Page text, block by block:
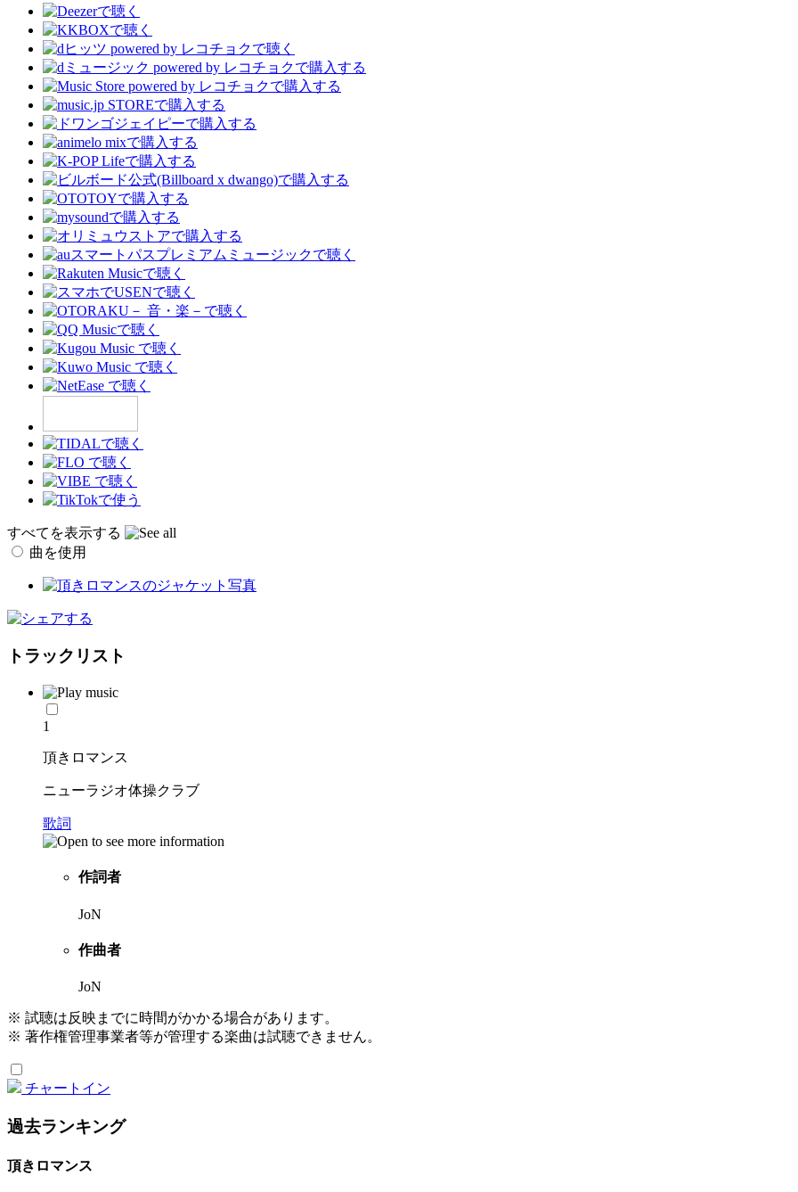
すべてを表示する
曲を使用
トラックリスト
1
頂きロマンス
ニューラジオ体操クラブ
歌詞
作詞者
JoN
作曲者
JoN
※ 試聴は反映までに時間がかかる場合があります。
※ 著作権管理事業者等が管理する楽曲は試聴できません。
チャートイン
過去ランキング
頂きロマンス